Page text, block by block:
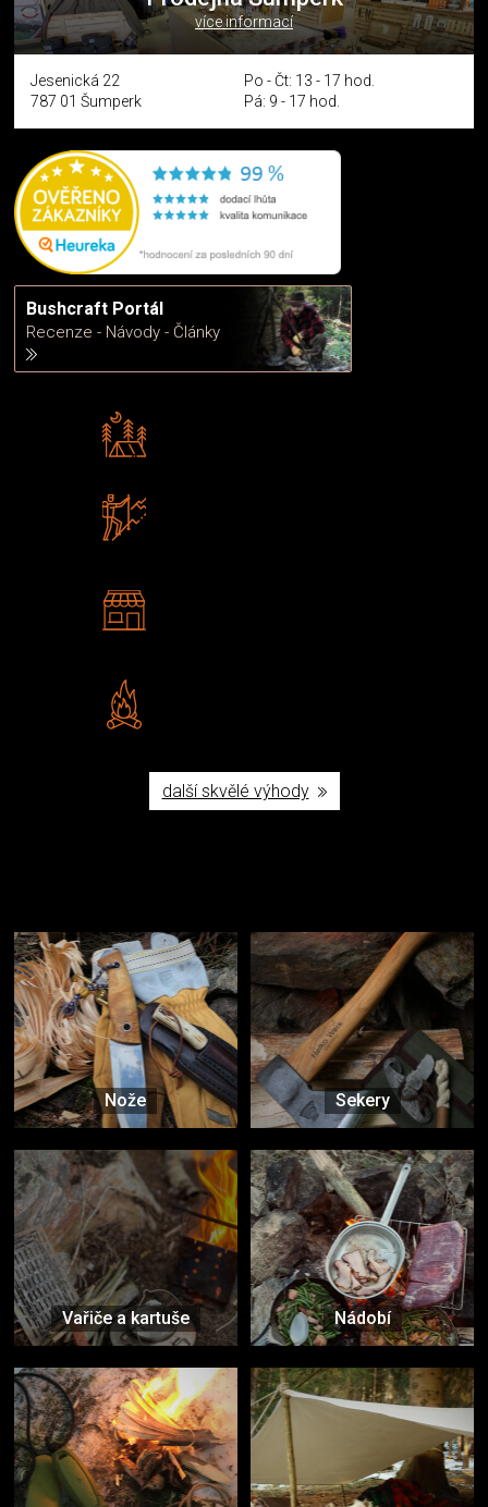
více informací
Jesenická 22
787 01 Šumperk
Po - Čt: 13 - 17 hod.
Pá: 9 - 17 hod.
Bushcraft Portál
Recenze - Návody - Články
další skvělé výhody
Nože Sekery
Vařiče a kartuše Nádobí